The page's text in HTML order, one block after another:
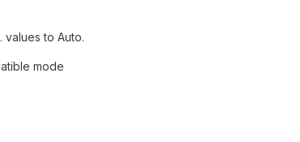
to Auto.
mode